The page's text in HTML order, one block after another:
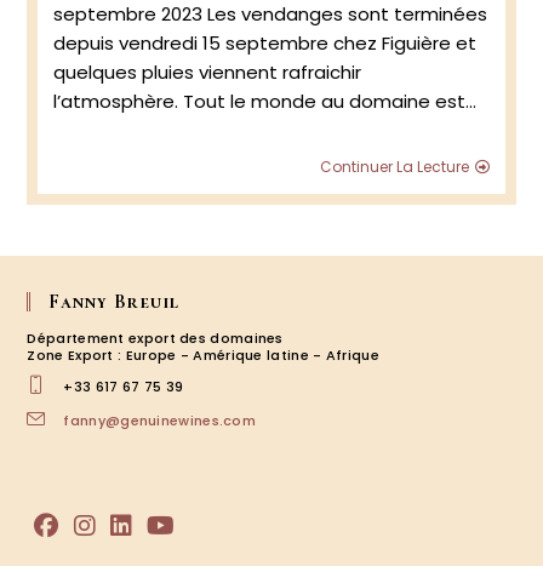
septembre 2023 Les vendanges sont terminées
depuis vendredi 15 septembre chez Figuière et
quelques pluies viennent rafraichir
l’atmosphère. Tout le monde au domaine est…
Continuer La Lecture
retour
visite
Fanny Breuil
Département export des domaines
Zone Export : Europe - Amérique latine - Afrique
+33 617 67 75 39
fanny@genuinewines.com